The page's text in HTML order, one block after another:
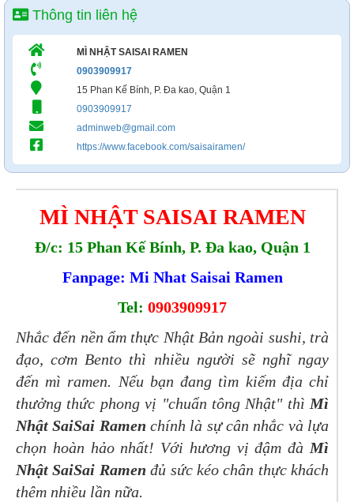
Thông tin liên hệ
MÌ NHẬT SAISAI RAMEN
0903909917
15 Phan Kế Bính, P. Đa kao, Quận 1
0903909917
adminweb@gmail.com
https://www.facebook.com/saisairamen/
MÌ NHẬT SAISAI RAMEN
Đ/c: 15 Phan Kế Bính, P. Đa kao, Quận 1
Fanpage: Mi Nhat Saisai Ramen
Tel: 0903909917
Nhắc đến nền ẩm thực Nhật Bản ngoài sushi, trà
đạo, cơm Bento thì nhiều người sẽ nghĩ ngay
đến mì ramen. Nếu bạn đang tìm kiếm địa chỉ
thưởng thức phong vị "chuẩn tông Nhật" thì Mì
Nhật SaiSai Ramen chính là sự cân nhắc và lựa
chọn hoàn hảo nhất! Với hương vị đậm đà Mì
Nhật SaiSai Ramenđủ sức kéo chân thực khách
thêm nhiều lần nữa.